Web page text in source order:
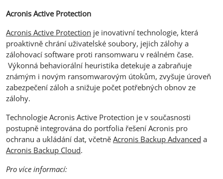
Acronis Active Protection
Acronis Active Protection je inovativní technologie, která
proaktivně chrání uživatelské soubory, jejich zálohy a
zálohovací software proti ransomwaru v reálném čase.
Výkonná behaviorální heuristika detekuje a zabraňuje
známým i novým ransomwarovým útokům, zvyšuje úroveň
zabezpečení záloh a snižuje počet potřebných obnov ze
zálohy.
Technologie Acronis Active Protection je v současnosti
postupně integrována do portfolia řešení Acronis pro
ochranu a ukládání dat, včetně Acronis Backup Advanced a
Acronis Backup Cloud.
Pro více informací: